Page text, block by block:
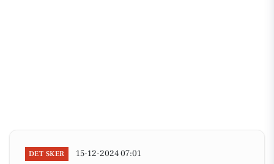
DET SKER 15-12-2024 07:01